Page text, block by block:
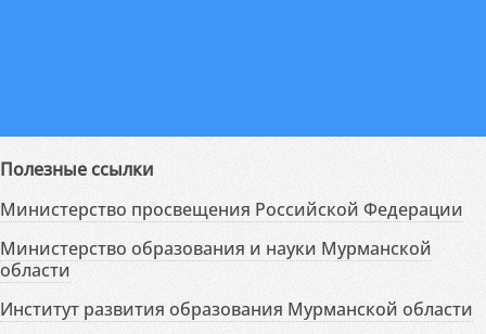
Полезные ссылки
Министерство просвещения Российской Федерации
Министерство образования и науки Мурманской
области
Институт развития образования Мурманской области